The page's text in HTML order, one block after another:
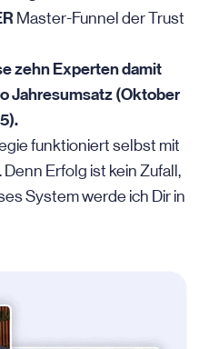
Master-Funnel der Trust
zehn Experten damit
Jahresumsatz (Oktober
funktioniert selbst mit
Erfolg ist kein Zufall,
System werde ich Dir in